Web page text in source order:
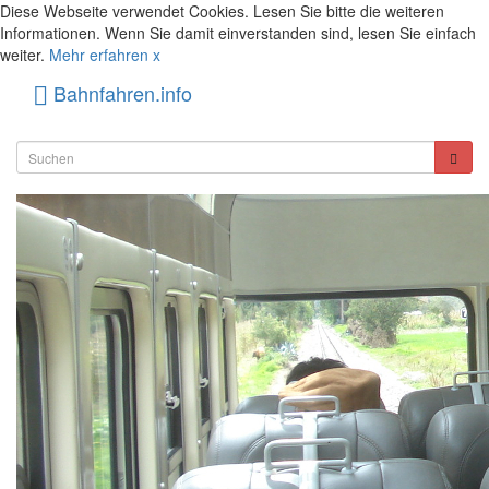
Diese Webseite verwendet Cookies. Lesen Sie bitte die weiteren
Informationen. Wenn Sie damit einverstanden sind, lesen Sie einfach
weiter. Mehr erfahren x
Bahnfahren.info